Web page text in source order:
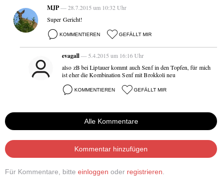
MJP— 28.7.2015 um 10:32 Uhr
Super Gericht!
KOMMENTIEREN GEFÄLLT MIR
evagall— 5.4.2015 um 16:16 Uhr
also zB bei Liptauer kommt auch Senf in den Topfen, für mich
ist eher die Kombination Senf mit Brokkoli neu
KOMMENTIEREN GEFÄLLT MIR
Alle Kommentare
Kommentar hinzufügen
Für Kommentare, bitte einloggen oder registrieren